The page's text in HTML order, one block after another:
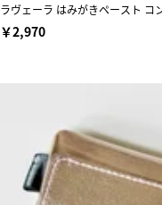
ラヴェーラ はみがきペースト コ
￥2,970